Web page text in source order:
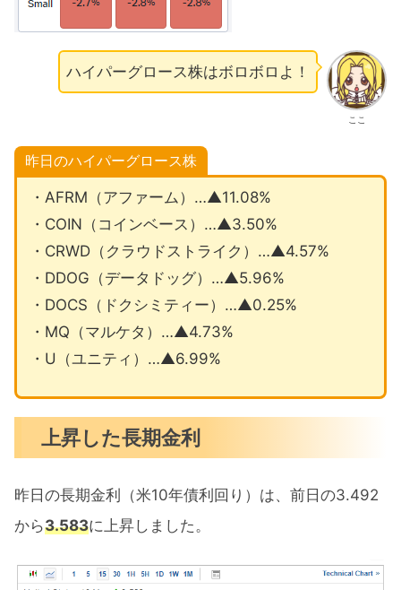
ここ
ハイパーグロース株はボロボロよ！
昨日のハイパーグロース株
・AFRM（アファーム）…▲11.08%
・COIN（コインベース）…▲3.50%
・CRWD（クラウドストライク）…▲4.57%
・DDOG（データドッグ）…▲5.96%
・DOCS（ドクシミティー）…▲0.25%
・MQ（マルケタ）…▲4.73%
・U（ユニティ）…▲6.99%
上昇した長期金利
昨日の長期金利（米10年債利回り）は、前日の3.492
から3.583に上昇しました。